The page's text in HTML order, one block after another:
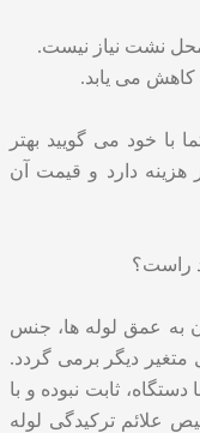
نشت نیاز نیست.
می یابد.
با خود می گویید بهتر
هزینه دارد و قیمت آن
راست؟
عمق لوله ها، جنس
متغیر دیگر برمی گردد.
دستگاه، ثابت نبوده و با
علائم ترکیدگی لوله